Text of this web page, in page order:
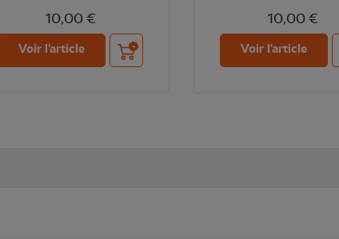
10,00 €
Voir l'article Ajouter au panier
10,00 €
Voir l'article